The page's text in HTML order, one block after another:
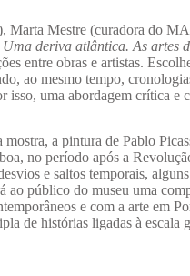
Marta Mestre (curadora do
Uma deriva atlântica. As artes
entre obras e artistas.
ao mesmo tempo,
isso, uma abordagem crítica e
a pintura de Pablo
no período após a
e saltos temporais,
público do museu uma
e com a arte em
de histórias ligadas à escala